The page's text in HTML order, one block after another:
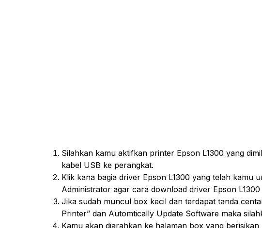
Silahkan kamu aktifkan printer Epson L1300 yang
kabel USB ke perangkat.
Klik kana bagia driver Epson L1300 yang telah kamu
Administrator agar cara download driver Epson L1300
Jika sudah muncul box kecil dan terdapat tanda
Printer” dan Automtically Update Software maka
Kamu akan diarahkan ke halaman box yang